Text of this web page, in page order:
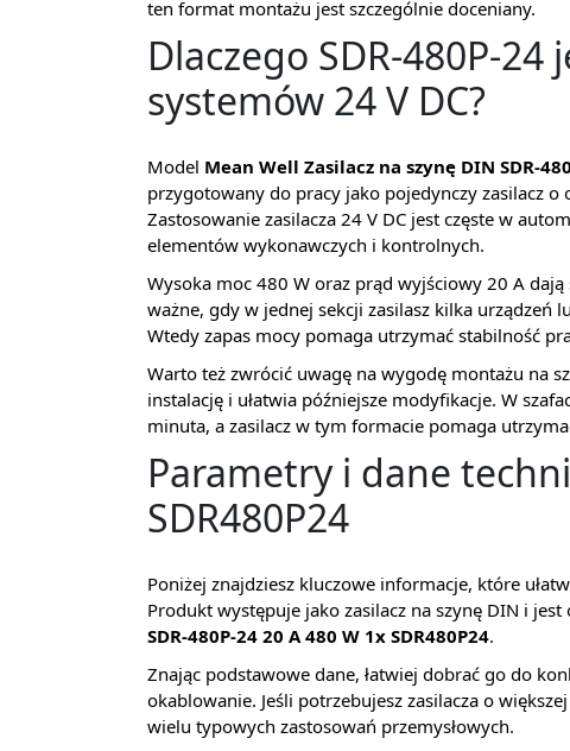
ten format montażu jest szczególnie doceniany.
Dlaczego SDR-480P-
systemów 24 V DC?
Model Mean Well Zasilacz na szynę DIN SDR-
przygotowany do pracy jako pojedynczy zasilacz
Zastosowanie zasilacza 24 V DC jest częste w
elementów wykonawczych i kontrolnych.
Wysoka moc 480 W oraz prąd wyjściowy 20 A
ważne, gdy w jednej sekcji zasilasz kilka urządzeń
Wtedy zapas mocy pomaga utrzymać stabilność
Warto też zwrócić uwagę na wygodę montażu na
instalację i ułatwia późniejsze modyfikacje. W
minuta, a zasilacz w tym formacie pomaga
Parametry i dane
SDR480P24
Poniżej znajdziesz kluczowe informacje, które
Produkt występuje jako zasilacz na szynę DIN i jest
SDR-480P-24 20 A 480 W 1x SDR480P24.
Znając podstawowe dane, łatwiej dobrać go do
okablowanie. Jeśli potrzebujesz zasilacza o
wielu typowych zastosowań przemysłowych.